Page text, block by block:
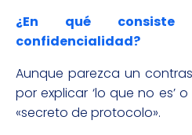
¿En qué
confidencialidad?
Aunque parezca un
por explicar ‘lo que no es’
«secreto de protocolo».